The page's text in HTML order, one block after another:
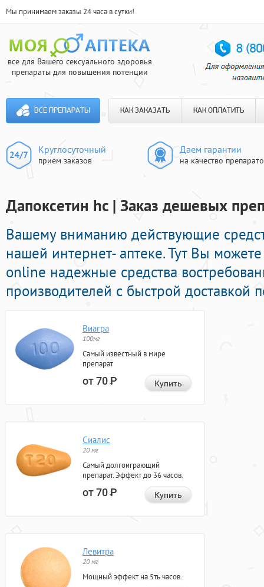
Мы принимаем заказы 24 часа в сутки!
все для Вашего сексуального здоровья
препараты для повышения потенции
ВСЕ ПРЕПАРАТЫ КАК ЗАКАЗАТЬ КАК ОПЛАТИТЬ
Круглосуточный
прием заказов
Даем гарантии
на качество
Дапоксетин hc | Заказ дешевых
Вашему вниманию действующие
нашей интернет- аптеке. Тут Вы
online надежные средства
производителей с быстрой доставкой
Виагра
100мг
Самый известный в мире
препарат
от 70Р Купить
Сиалис
20 мг
Самый долгоиграющий
препарат. Эффект до 36 часов.
от 70Р Купить
Левитра
20 мг
Мощный эффект на 5ть часов.